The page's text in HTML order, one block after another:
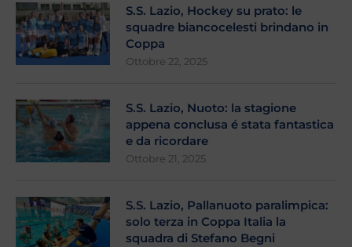
S.S. Lazio, Hockey su prato: le
squadre biancocelesti brindano in
Coppa
Ottobre 22, 2025
S.S. Lazio, Nuoto: la stagione
appena conclusa é stata fantastica
e da ricordare
Ottobre 21, 2025
S.S. Lazio, Pallanuoto paralimpica:
solo terza in Coppa Italia la
squadra di Stefano Begni